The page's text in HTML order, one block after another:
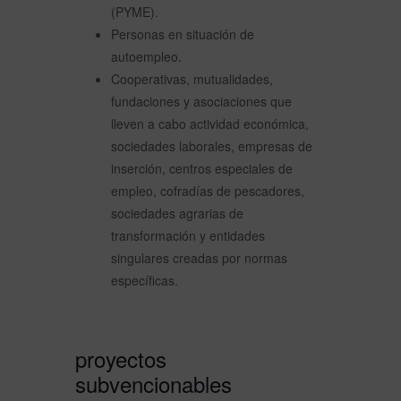
(PYME).
Personas en situación de
autoempleo.
Cooperativas, mutualidades,
fundaciones y asociaciones que
lleven a cabo actividad económica,
sociedades laborales, empresas de
inserción, centros especiales de
empleo, cofradías de pescadores,
sociedades agrarias de
transformación y entidades
singulares creadas por normas
específicas.
proyectos
subvencionables